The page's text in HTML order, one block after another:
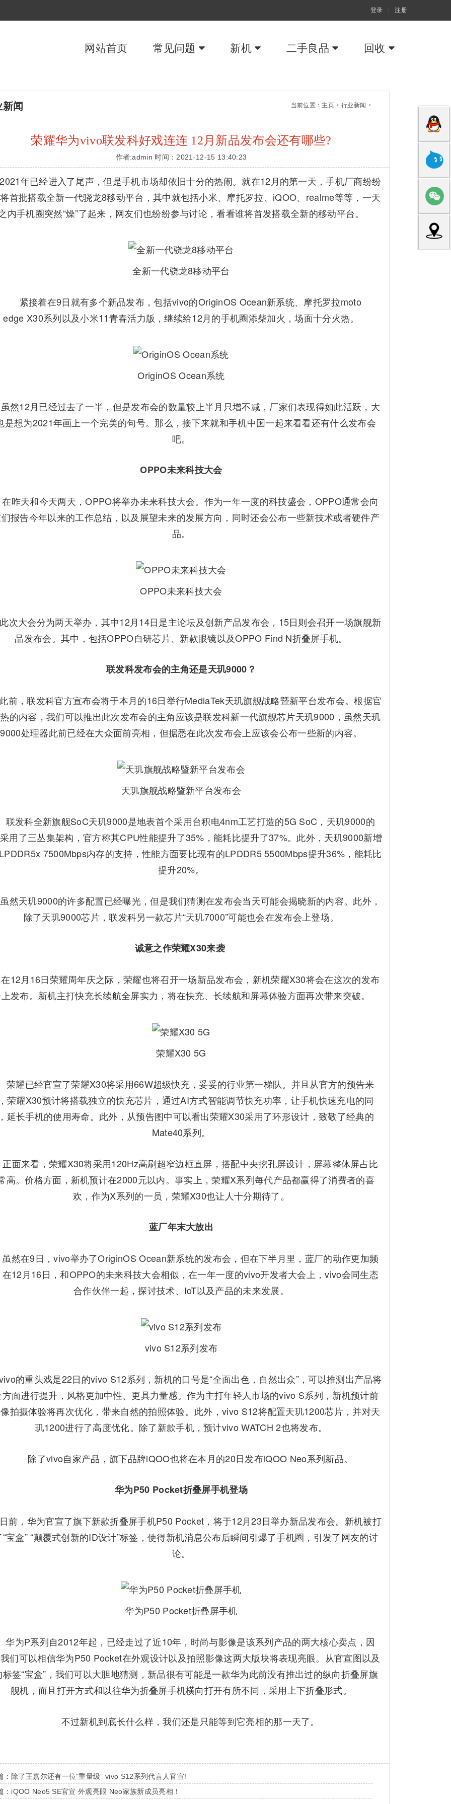
登录 注册
网站首页 常见问题 新机 二手良品 回收
当前位置： 主页 >行业新闻 >
闻
荣耀华为vivo联发科好戏连连 12月新品发布会还有哪些?
作者:admin 时间：2021-12-15 13:40:23
年已经进入了尾声，但是手机市场却依旧十分的热闹。就在12月的第一天，手机厂商纷纷
首批搭载全新一代骁龙8移动平台，其中就包括小米、摩托罗拉、iQOO、realme等等，一天
内手机圈突然“燥”了起来，网友们也纷纷参与讨论，看看谁将首发搭载全新的移动平台。
全新一代骁龙8移动平台
紧接着在9日就有多个新品发布，包括vivo的OriginOS Ocean新系统、摩托罗拉moto
edge X30系列以及小米11青春活力版，继续给12月的手机圈添柴加火，场面十分火热。
OriginOS Ocean系统
12月已经过去了一半，但是发布会的数量较上半月只增不减，厂家们表现得如此活跃，大
是想为2021年画上一个完美的句号。那么，接下来就和手机中国一起来看看还有什么发布会
吧。
OPPO未来科技大会
天和今天两天，OPPO将举办未来科技大会。作为一年一度的科技盛会，OPPO通常会向
报告今年以来的工作总结，以及展望未来的发展方向，同时还会公布一些新技术或者硬件产
品。
OPPO未来科技大会
大会分为两天举办，其中12月14日是主论坛及创新产品发布会，15日则会召开一场旗舰新
品发布会。其中，包括OPPO自研芯片、新款眼镜以及OPPO Find N折叠屏手机。
联发科发布会的主角还是天玑9000？
，联发科官方宣布会将于本月的16日举行MediaTek天玑旗舰战略暨新平台发布会。根据官
的内容，我们可以推出此次发布会的主角应该是联发科新一代旗舰芯片天玑9000，虽然天玑
9000处理器此前已经在大众面前亮相，但据悉在此次发布会上应该会公布一些新的内容。
天玑旗舰战略暨新平台发布会
发科全新旗舰SoC天玑9000是地表首个采用台积电4nm工艺打造的5G SoC，天玑9000的
用了三丛集架构，官方称其CPU性能提升了35%，能耗比提升了37%。此外，天玑9000新增
7500Mbps内存的支持，性能方面要比现有的LPDDR5 5500Mbps提升36%，能耗比
提升20%。
天玑9000的许多配置已经曝光，但是我们猜测在发布会当天可能会揭晓新的内容。此外，
除了天玑9000芯片，联发科另一款芯片“天玑7000”可能也会在发布会上登场。
诚意之作荣耀X30来袭
月16日荣耀周年庆之际，荣耀也将召开一场新品发布会，新机荣耀X30将会在这次的发布
发布。新机主打快充长续航全屏实力，将在快充、长续航和屏幕体验方面再次带来突破。
荣耀X30 5G
耀已经官宣了荣耀X30将采用66W超级快充，妥妥的行业第一梯队。并且从官方的预告来
荣耀X30预计将搭载独立的快充芯片，通过AI方式智能调节快充功率，让手机快速充电的同
延长手机的使用寿命。此外，从预告图中可以看出荣耀X30采用了环形设计，致敬了经典的
Mate40系列。
来看，荣耀X30将采用120Hz高刷超窄边框直屏，搭配中央挖孔屏设计，屏幕整体屏占比
高。价格方面，新机预计在2000元以内。事实上，荣耀X系列每代产品都赢得了消费者的喜
欢，作为X系列的一员，荣耀X30也让人十分期待了。
蓝厂年末大放出
在9日，vivo举办了OriginOS Ocean新系统的发布会，但在下半月里，蓝厂的动作更加频
12月16日，和OPPO的未来科技大会相似，在一年一度的vivo开发者大会上，vivo会同生态
合作伙伴一起，探讨技术、IoT以及产品的未来发展。
vivo S12系列发布
的重头戏是22日的vivo S12系列，新机的口号是“全面出色，自然出众”，可以推测出产品将
面进行提升，风格更加中性、更具力量感。作为主打年轻人市场的vivo S系列，新机预计前
拍摄体验将再次优化，带来自然的拍照体验。此外，vivo S12将配置天玑1200芯片，并对天
玑1200进行了高度优化。除了新款手机，预计vivo WATCH 2也将发布。
除了vivo自家产品，旗下品牌iQOO也将在本月的20日发布iQOO Neo系列新品。
华为P50 Pocket折叠屏手机登场
，华为官宣了旗下新款折叠屏手机P50 Pocket，将于12月23日举办新品发布会。新机被打
“宝盒” “颠覆式创新的ID设计”标签，使得新机消息公布后瞬间引爆了手机圈，引发了网友的讨
论。
华为P50 Pocket折叠屏手机
为P系列自2012年起，已经走过了近10年，时尚与影像是该系列产品的两大核心卖点，因
们可以相信华为P50 Pocket在外观设计以及拍照影像这两大版块将表现亮眼。从官宣图以及
标签“宝盒”，我们可以大胆地猜测，新品很有可能是一款华为此前没有推出过的纵向折叠屏旗
舰机，而且打开方式和以往华为折叠屏手机横向打开有所不同，采用上下折叠形式。
不过新机到底长什么样，我们还是只能等到它亮相的那一天了。
： 除了王嘉尔还有一位“重量级” vivo S12系列代言人官宣!
： iQOO Neo5 SE官宣 外观亮眼 Neo家族新成员亮相！